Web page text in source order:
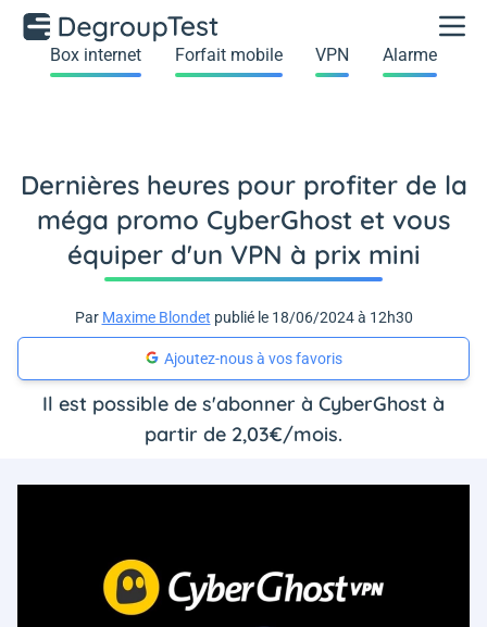
Box internet Forfait mobile VPN Alarme
Dernières heures pour profiter de la
méga promo CyberGhost et vous
équiper d'un VPN à prix mini
Par Maxime Blondet publié le 18/06/2024 à 12h30
Ajoutez-nous à vos favoris
Il est possible de s'abonner à CyberGhost à
partir de 2,03€/mois.